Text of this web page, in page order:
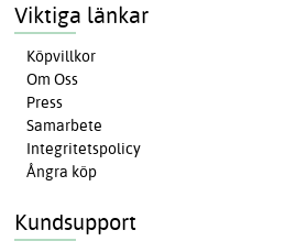
Viktiga länkar
Köpvillkor
Om Oss
Press
Samarbete
Integritetspolicy
Ångra köp
Kundsupport